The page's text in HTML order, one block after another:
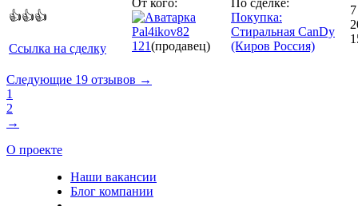
👍👍👍
Ссылка на сделку
Pal4ikov82
121(продавец)
Покупка:
Стиральная CanDy
(Киров Россия)
Следующие 19 отзывов →
1
2
→
О проекте
Наши вакансии
Блог компании